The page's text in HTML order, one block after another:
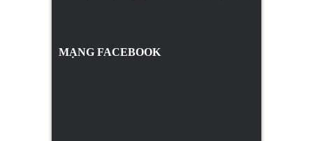
MẠNG FACEBOOK